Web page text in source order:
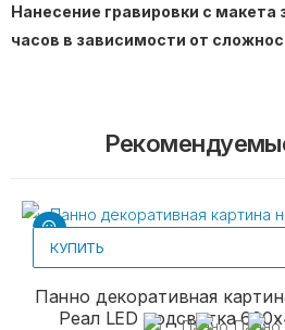
Нанесение гравировки с макета
часов в зависимости от
КУПИТЬ
Панно декоративная
Реал LED подсветка